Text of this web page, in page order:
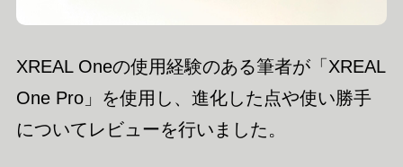
XREAL Oneの使用経験のある筆者が「XREAL
One Pro」を使用し、進化した点や使い勝手
についてレビューを行いました。